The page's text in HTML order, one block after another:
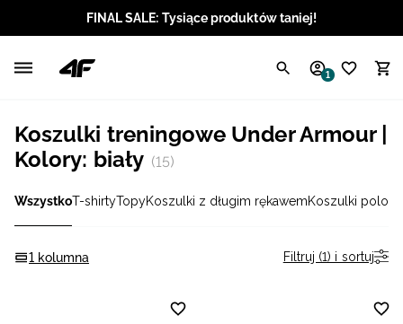
FINAL SALE: Tysiące produktów taniej!
1
Koszulki treningowe Under Armour |
Kolory: biały (15)
WszystkoT-shirtyTopyKoszulki z długim rękawemKoszulki polo
1 kolumna Filtruj (1) i sortuj
Angielski / USD